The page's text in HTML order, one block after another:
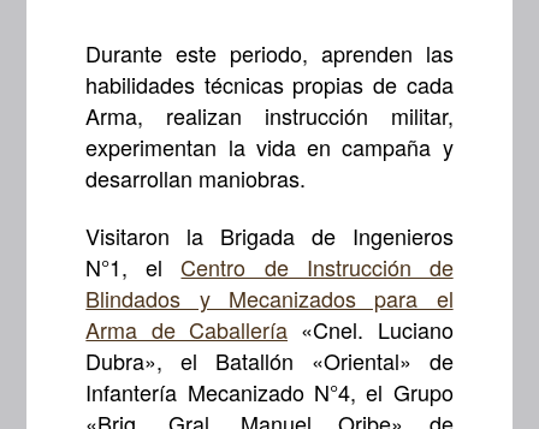
Durante este periodo, aprenden las
habilidades técnicas propias de cada
Arma, realizan instrucción militar,
experimentan la vida en campaña y
desarrollan maniobras.
Visitaron la Brigada de Ingenieros
N°1, el Centro de Instrucción de
Blindados y Mecanizados para el
Arma de Caballería «Cnel. Luciano
Dubra», el Batallón «Oriental» de
Infantería Mecanizado N°4, el Grupo